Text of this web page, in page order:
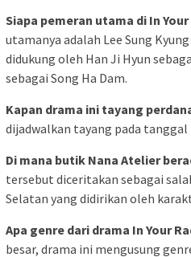
Siapa pemeran utama di In
utamanya adalah Lee Sung
didukung oleh Han Ji Hyun
sebagai Song Ha Dam.
Kapan drama ini tayang
dijadwalkan tayang pada tanggal
Di mana butik Nana Atelier
tersebut diceritakan sebagai
Selatan yang didirikan oleh
Apa genre dari drama In Your
besar, drama ini mengusung